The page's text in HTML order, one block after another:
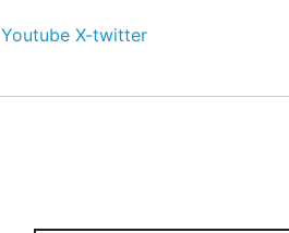
Youtube X-twitter